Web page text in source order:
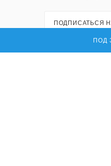
ПОД
ПОДПИСАТЬСЯ